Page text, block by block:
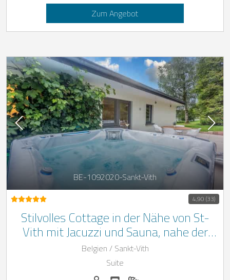
Zum Angebot
BE-1092020-Sankt-Vith
4,90 (33)
Stilvolles Cottage in der Nähe von St-
Vith mit Jacuzzi und Sauna, nahe der
deutschen Grenze
Belgien / Sankt-Vith
Suite